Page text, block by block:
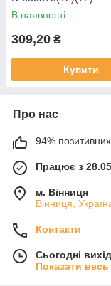
В наявності
309,20 ₴
Купити
Про нас
94% позитивних
Працює з
м. Вінниця
Вінниця,
Контакти
Сьогодні
Показати